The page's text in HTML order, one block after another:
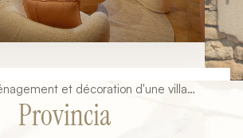
et décoration d'une villa
d'esthétique haut de gamme
Provincia